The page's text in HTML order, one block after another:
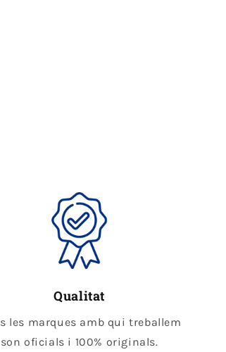
Qualitat
les marques amb qui treballem
son oficials i 100% originals.